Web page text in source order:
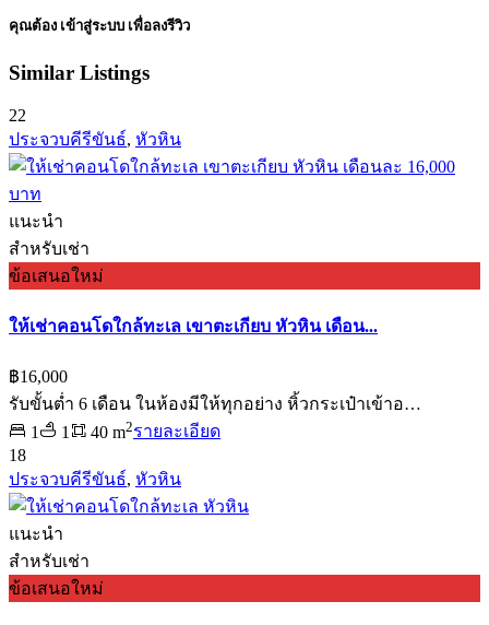
คุณต้อง เข้าสู่ระบบ เพื่อลงรีวิว
Similar Listings
22
ประจวบคีรีขันธ์, หัวหิน
แนะนำ
สำหรับเช่า
ข้อเสนอใหม่
ให้เช่าคอนโดใกล้ทะเล เขาตะเกียบ หัวหิน เดือน...
฿16,000
รับขั้นต่ำ 6 เดือน ในห้องมีให้ทุกอย่าง หิ้วกระเป๋าเข้าอ…
1
1 40 m2รายละเอียด
18
ประจวบคีรีขันธ์, หัวหิน
แนะนำ
สำหรับเช่า
ข้อเสนอใหม่